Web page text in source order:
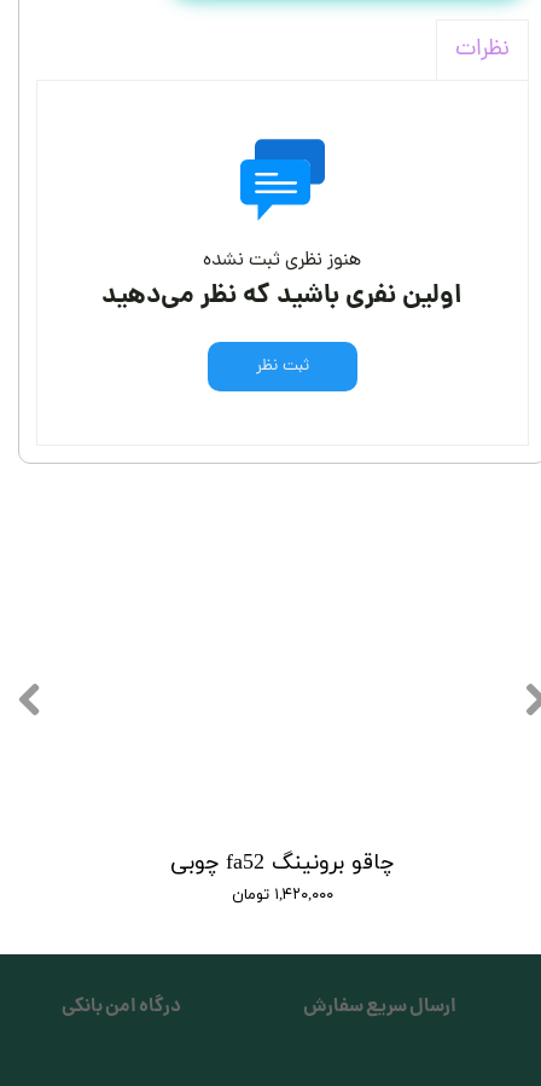
نظرات
هنوز نظری ثبت نشده
اولین نفری باشید که نظر می‌دهید
ثبت نظر
چاقو برونینگ fa52 چوبی
۱,۴۲۰,۰۰۰ تومان
ارسال سریع سفارش درگاه امن بانکی